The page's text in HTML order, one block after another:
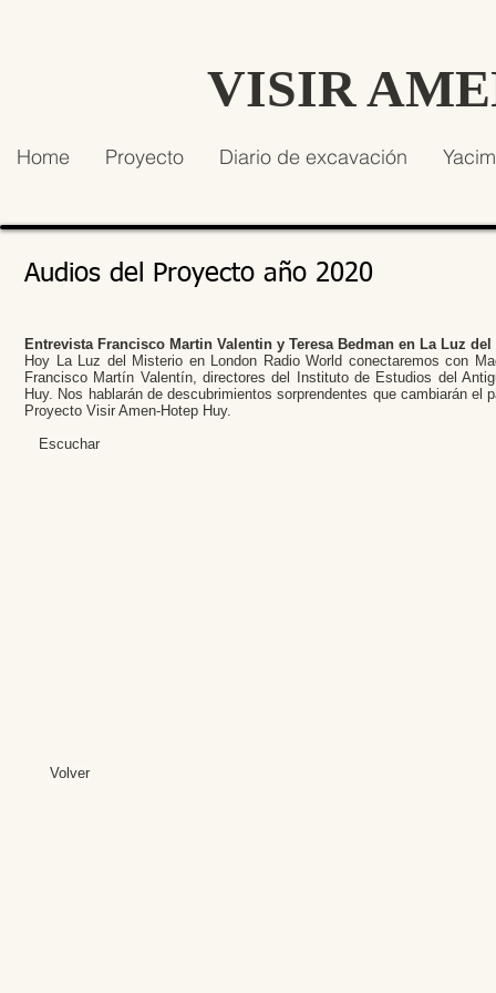
VISIR
Home Proyecto Diario de excavación
Audios del Proyecto año 2020
Entrevista Francisco Martin Valentin y Teresa Bedman en La Luz
Hoy La Luz del Misterio en London Radio World conectaremos con
Francisco Martín Valentín, directores del Instituto de Estudios del
Huy. Nos hablarán de descubrimientos sorprendentes que cambiarán
Proyecto Visir Amen-Hotep Huy.
Escuchar
Volver